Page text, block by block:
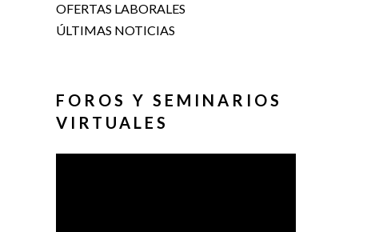
OFERTAS LABORALES
ÚLTIMAS NOTICIAS
FOROS Y SEMINARIOS
VIRTUALES